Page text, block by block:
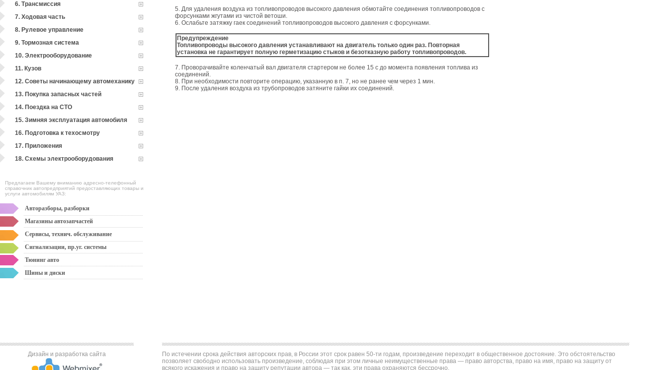
6. Трансмиссия
7. Ходовая часть
8. Рулевое управление
9. Тормозная система
10. Электрооборудование
11. Кузов
12. Советы начинающему автомеханику
13. Покупка запасных частей
14. Поездка на СТО
15. Зимняя эксплуатация автомобиля
16. Подготовка к техосмотру
17. Приложения
18. Схемы электрооборудования
Предлагаем Вашему вниманию адресно-телефонный
справочник автопредприятий предоставляющих товары и
услуги автомобилям УАЗ:
Авторазборы, разборки
Магазины автозапчастей
Сервисы, технич. обслуживание
Сигнализации, пр.уг. системы
Тюнинг авто
Шины и диски
5. Для удаления воздуха из топливопроводов высокого давления обмотайте соединения топливопроводов с
форсунками жгутами из чистой ветоши.
6. Ослабьте затяжку гаек соединений топливопроводов высокого давления с форсунками.
Предупреждение
Топливопроводы высокого давления устанавливают на двигатель только один раз. Повторная
установка не гарантирует полную герметизацию стыков и безотказную работу топливопроводов.
7. Проворачивайте коленчатый вал двигателя стартером не более 15 с до момента появления топлива из
соединений.
8. При необходимости повторите операцию, указанную в п. 7, но не ранее чем через 1 мин.
9. После удаления воздуха из трубопроводов затяните гайки их соединений.
Дизайн и разработка сайта
По истечении срока действия авторских прав, в России этот срок равен 50-ти годам, произведение переходит в общественное достояние. Это обстоятельство
позволяет свободно использовать произведение, соблюдая при этом личные неимущественные права — право авторства, право на имя, право на защиту от
всякого искажения и право на защиту репутации автора — так как, эти права охраняются бессрочно.